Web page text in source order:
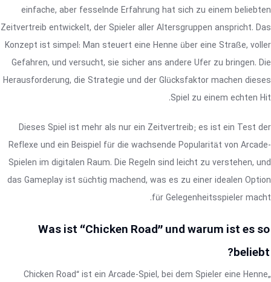
einfache, aber fesselnde Erfahrung hat sich zu einem beliebten
Zeitvertreib entwickelt, der Spieler aller Altersgruppen anspricht. Das
Konzept ist simpel: Man steuert eine Henne über eine Straße, voller
Gefahren, und versucht, sie sicher ans andere Ufer zu bringen. Die
Herausforderung, die Strategie und der Glücksfaktor machen dieses
Spiel zu einem echten Hit.
Dieses Spiel ist mehr als nur ein Zeitvertreib; es ist ein Test der
Reflexe und ein Beispiel für die wachsende Popularität von Arcade-
Spielen im digitalen Raum. Die Regeln sind leicht zu verstehen, und
das Gameplay ist süchtig machend, was es zu einer idealen Option
für Gelegenheitsspieler macht.
Was ist “Chicken Road” und warum ist es so
beliebt?
„Chicken Road“ ist ein Arcade-Spiel, bei dem Spieler eine Henne